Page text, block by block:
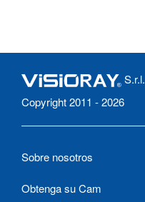
S.r.l.
Copyright 2011 - 2026
Sobre nosotros
Obtenga su Cam